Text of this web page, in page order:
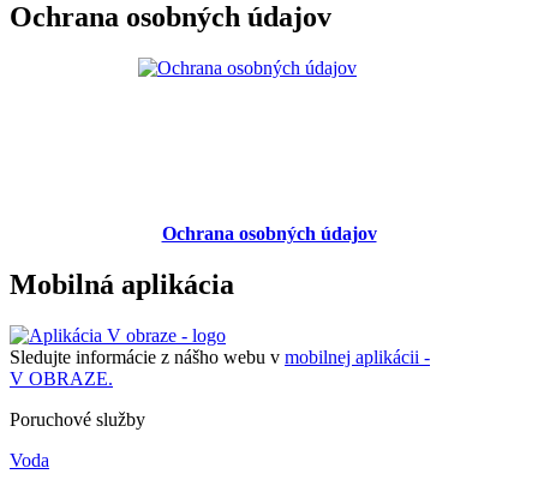
Ochrana osobných údajov
Ochrana osobných údajov
Mobilná aplikácia
Sledujte informácie z nášho webu v mobilnej aplikácii -
V OBRAZE.
Poruchové služby
Voda